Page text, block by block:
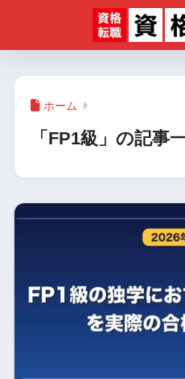
ホーム
「FP1級」の記事